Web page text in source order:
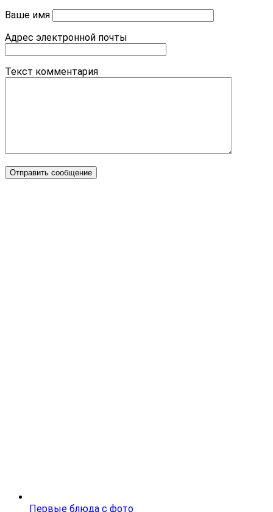
Ваше имя
Адрес электронной почты
Текст комментария
Первые блюда с фото